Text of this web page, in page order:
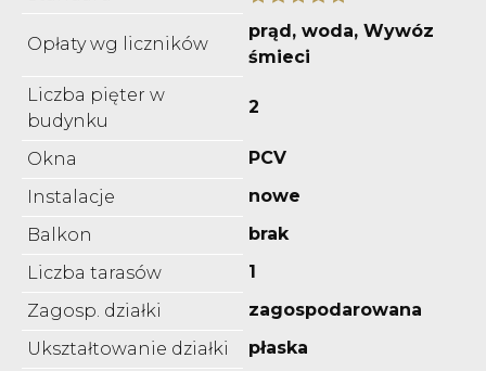
Opłaty wg liczników
prąd, woda, Wywóz
śmieci
Liczba pięter w
budynku
2
Okna
PCV
Instalacje
nowe
Balkon
brak
Liczba tarasów
1
Zagosp. działki
zagospodarowana
Ukształtowanie działki
płaska